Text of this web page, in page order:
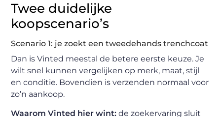
Twee duidelijke
koopscenario’s
Scenario 1: je zoekt een tweedehands trenchcoat
Dan is Vinted meestal de betere eerste keuze. Je
wilt snel kunnen vergelijken op merk, maat, stijl
en conditie. Bovendien is verzenden normaal voor
zo’n aankoop.
Waarom Vinted hier wint: de zoekervaring sluit